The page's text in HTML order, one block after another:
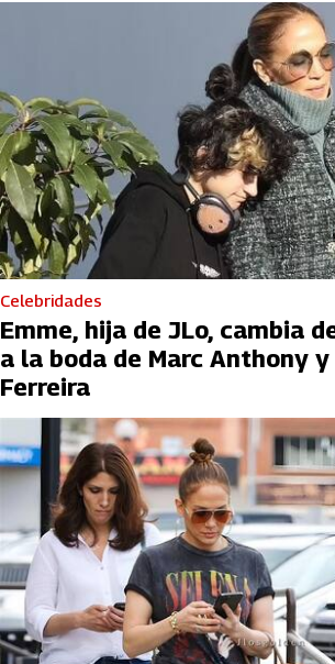
Celebridades
Emme, hija de JLo, cambia
a la boda de Marc Anthony y
Ferreira